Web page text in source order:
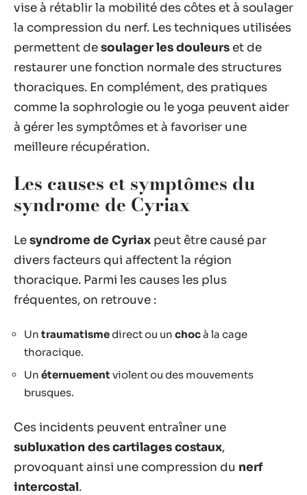
vise à rétablir la mobilité des côtes et à soulager
la compression du nerf. Les techniques utilisées
permettent desoulager les douleurs et de
restaurer une fonction normale des structures
thoraciques. En complément, des pratiques
comme la sophrologie ou le yoga peuvent aider
à gérer les symptômes et à favoriser une
meilleure récupération.
Les causes et symptômes du
syndrome de Cyriax
Lesyndrome de Cyriax peut être causé par
divers facteurs qui affectent la région
thoracique. Parmi les causes les plus
fréquentes, on retrouve :
Un traumatismedirect ou un chocà la cage
thoracique.
Un éternuement violent ou des mouvements
brusques.
Ces incidents peuvent entraîner une
subluxation des cartilages costaux,
provoquant ainsi une compression du nerf
intercostal.